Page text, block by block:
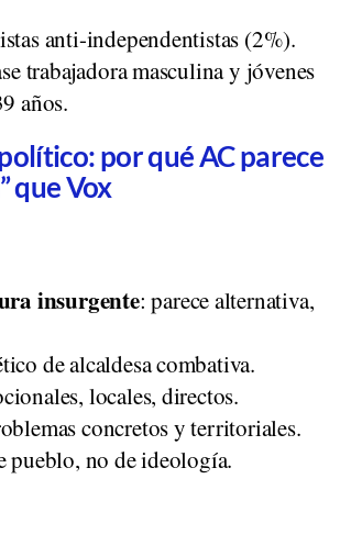
anti-independentistas (2%).
trabajadora masculina y jóvenes
años.
por qué AC parece
que Vox
insurgente: parece alternativa,
de alcaldesa combativa.
locales, directos.
concretos y territoriales.
pueblo, no de ideología.